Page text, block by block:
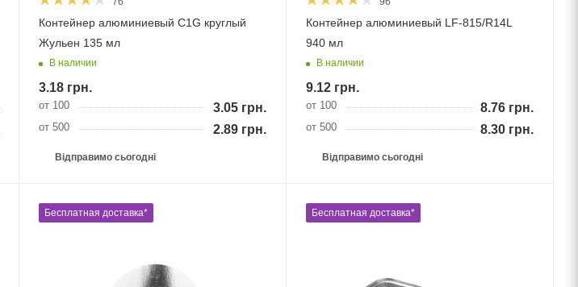
Контейнер алюминиевый C1G круглый
Жульен 135 мл
В наличии
3.18грн.
от 100 3.05грн.
от 500 2.89грн.
Відправимо сьогодні
Контейнер алюминиевый LF-815/R14L
940 мл
В наличии
9.12грн.
от 100 8.76грн.
от 500 8.30грн.
Відправимо сьогодні
Бесплатная доставка* Бесплатная доставка*